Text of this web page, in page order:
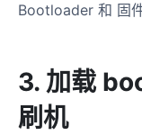
Bootloader 和 固
3. 加载
刷机